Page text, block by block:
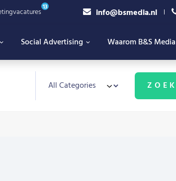
13 info@bsmedia.nl
Social Advertising Waarom B&S Media